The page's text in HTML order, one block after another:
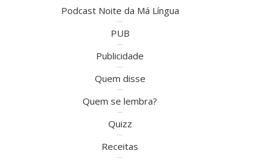
Podcast Noite da Má Língua
PUB
Publicidade
Quem disse
Quem se lembra?
Quizz
Receitas